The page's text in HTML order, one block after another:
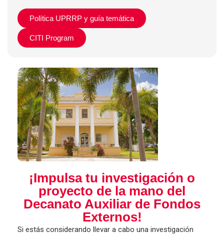
Política UPRRP y guía temática
CITI Program
¡Impulsa tu investigación o
proyecto de la mano del
Decanato Auxiliar de Fondos
Externos!
Si estás considerando llevar a cabo una investigación